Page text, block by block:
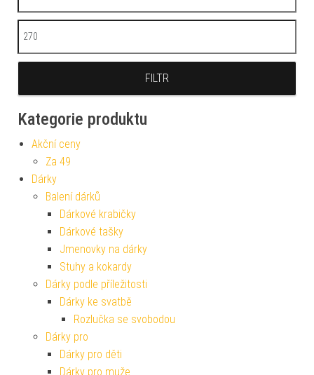
Maximální cena
FILTR
Kategorie produktu
Akční ceny
Za 49
Dárky
Balení dárků
Dárkové krabičky
Dárkové tašky
Jmenovky na dárky
Stuhy a kokardy
Dárky podle příležitosti
Dárky ke svatbě
Rozlučka se svobodou
Dárky pro
Dárky pro děti
Dárky pro muže